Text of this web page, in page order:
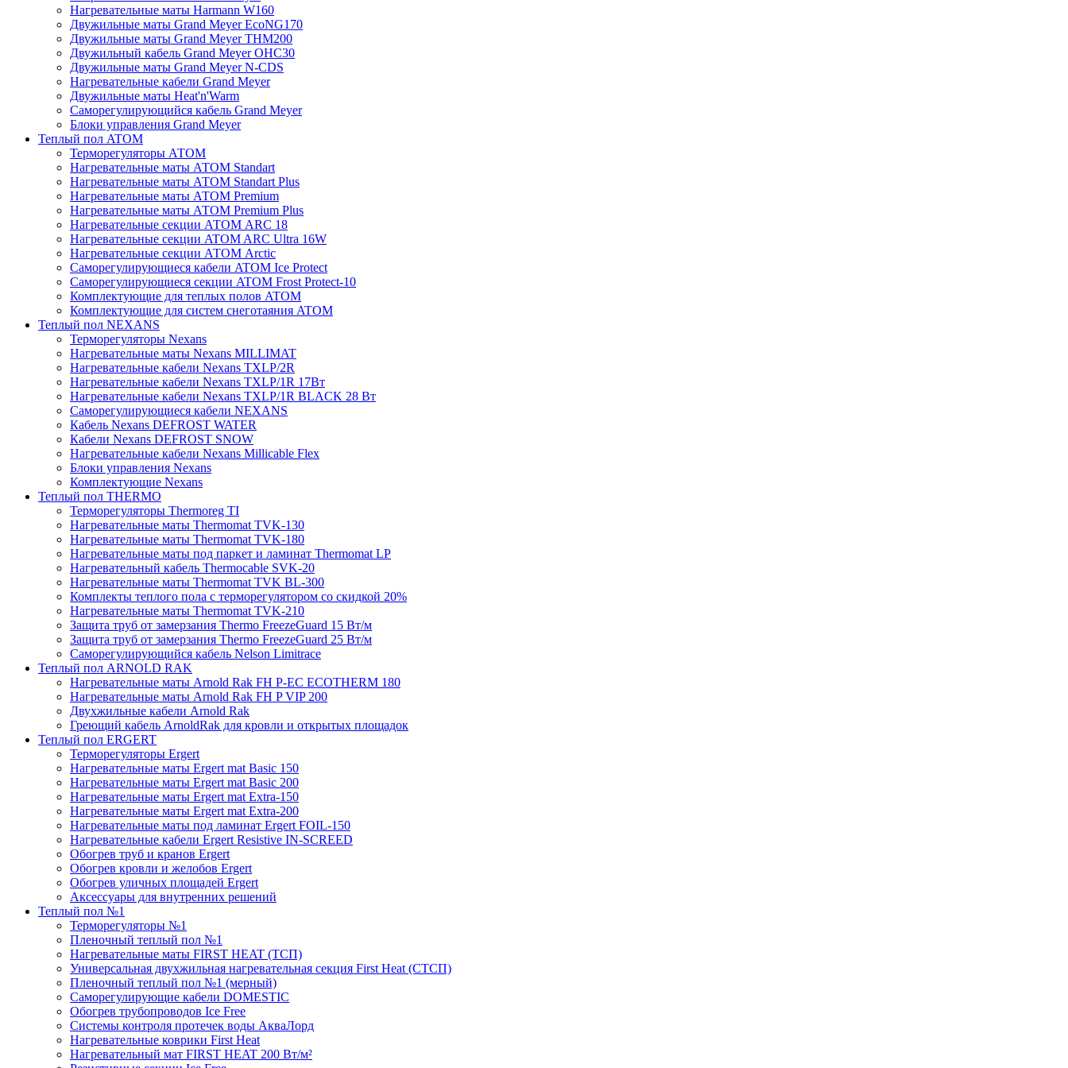
Нагревательные маты Harmann W160
Двужильные маты Grand Meyer EcoNG170
Двужильные маты Grand Meyer THM200
Двужильный кабель Grand Meyer OHC30
Двужильные маты Grand Meyer N-CDS
Нагревательные кабели Grand Meyer
Двужильные маты Heat'n'Warm
Саморегулирующийся кабель Grand Meyer
Блоки управления Grand Meyer
Теплый пол ATOM
Терморегуляторы АТОМ
Нагревательные маты АТОМ Standart
Нагревательные маты АТОМ Standart Plus
Нагревательные маты АТОМ Premium
Нагревательные маты АТОМ Premium Plus
Нагревательные секции АТОМ ARC 18
Нагревательные секции ATOM ARC Ultra 16W
Нагревательные секции АТОМ Arctic
Саморегулирующиеся кабели ATOM Ice Protect
Саморегулирующиеся секции ATOM Frost Protect-10
Комплектующие для теплых полов ATOM
Комплектующие для систем снеготаяния ATOM
Теплый пол NEXANS
Терморегуляторы Nexans
Нагревательные маты Nexans MILLIMAT
Нагревательные кабели Nexans TXLP/2R
Нагревательные кабели Nexans TXLP/1R 17Вт
Нагревательные кабели Nexans TXLP/1R BLACK 28 Вт
Саморегулирующиеся кабели NEXANS
Кабель Nexans DEFROST WATER
Кабели Nexans DEFROST SNOW
Нагревательные кабели Nexans Millicable Flex
Блоки управления Nexans
Комплектующие Nexans
Теплый пол THERMO
Терморегуляторы Thermoreg TI
Нагревательные маты Thermomat TVK-130
Нагревательные маты Thermomat TVK-180
Нагревательные маты под паркет и ламинат Thermomat LP
Нагревательный кабель Thermocable SVK-20
Нагревательные маты Thermomat TVK BL-300
Комплекты теплого пола с терморегулятором со скидкой 20%
Нагревательные маты Thermomat TVK-210
Защита труб от замерзания Thermo FreezeGuard 15 Вт/м
Защита труб от замерзания Thermo FreezeGuard 25 Вт/м
Саморегулирующийся кабель Nelson Limitrace
Теплый пол ARNOLD RAK
Нагревательные маты Arnold Rak FH P-EC ECOTHERM 180
Нагревательные маты Arnold Rak FH P VIP 200
Двухжильные кабели Arnold Rak
Греющий кабель ArnoldRak для кровли и открытых площадок
Теплый пол ERGERT
Терморегуляторы Ergert
Нагревательные маты Ergert mat Basic 150
Нагревательные маты Ergert mat Basic 200
Нагревательные маты Ergert mat Extra-150
Нагревательные маты Ergert mat Extra-200
Нагревательные маты под ламинат Ergert FOIL-150
Нагревательные кабели Ergert Resistive IN-SCREED
Обогрев труб и кранов Ergert
Обогрев кровли и желобов Ergert
Обогрев уличных площадей Ergert
Аксессуары для внутренних решений
Теплый пол №1
Терморегуляторы №1
Пленочный теплый пол №1
Нагревательные маты FIRST HEAT (ТСП)
Универсальная двухжильная нагревательная секция First Heat (СТСП)
Пленочный теплый пол №1 (мерный)
Саморегулирующие кабели DOMESTIC
Обогрев трубопроводов Ice Free
Системы контроля протечек воды АкваЛорд
Нагревательные коврики First Heat
Нагревательный мат FIRST HEAT 200 Вт/м²